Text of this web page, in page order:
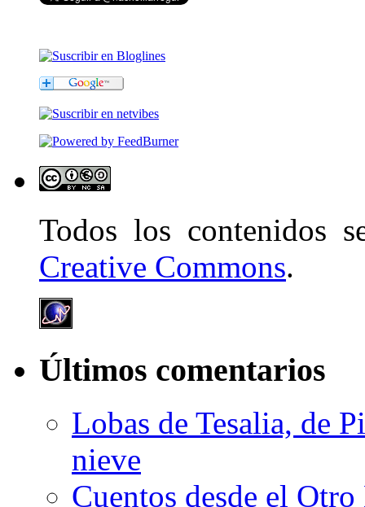
Todos los contenidos
Creative Commons.
Últimos comentarios
Lobas de Tesalia, de
nieve
Cuentos desde el